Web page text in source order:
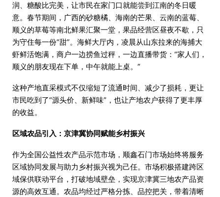
润、糖酸比完美，让市民在家门口就能尝到江南的冬日暖
意。春节期间，广西的砂糖橘、海南的芒果、云南的蓝莓、
顺义的草莓等南北鲜果汇聚一堂，果品经营区昼夜不歇，只
为守住每一份“甜”。海鲜大厅内，凌晨从山东拉来的海捕大
虾鲜活饱满，商户一边捞鱼过秤，一边直播带货：“家人们，
顺义的朋友现在下单，中午就能上桌。”
这种产地直采模式不仅缩短了流通时间、减少了损耗，更让
市民吃到了“源头价、新鲜味”，也让产地农户获得了更丰厚
的收益。
区域农品引入：京津冀协同赋能乡村振兴
作为全国公益性农产品示范市场，顺鑫石门市场始终将服务
区域协同发展与助力乡村振兴视为己任。市场积极搭建跨区
域保供联动平台，打破地域壁垒，实现京津冀三地农产品资
源的高效互通。农品均经过严格分拣、品控把关，带着清晰